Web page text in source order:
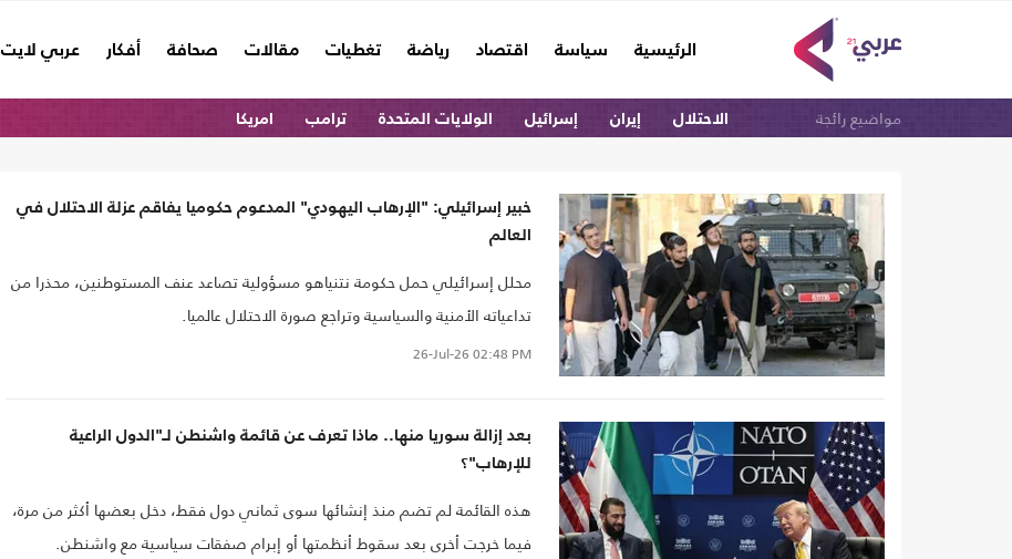
الرئيسية
(current) سياسة اقتصاد رياضة تغطيات مقالات صحافة أفكار عربي لايت
مواضيع رائجة الاحتلال إيران إسرائيل الولايات المتحدة ترامب امريكا
خبير إسرائيلي: "الإرهاب اليهودي" المدعوم حكوميا يفاقم عزلة الاحتلال في
العالم
محلل إسرائيلي حمل حكومة نتنياهو مسؤولية تصاعد عنف المستوطنين، محذرا من
تداعياته الأمنية والسياسية وتراجع صورة الاحتلال عالميا.
26-Jul-26 02:48 PM
بعد إزالة سوريا منها.. ماذا تعرف عن قائمة واشنطن لـ"الدول الراعية
للإرهاب"؟
هذه القائمة لم تضم منذ إنشائها سوى ثماني دول فقط، دخل بعضها أكثر من مرة،
فيما خرجت أخرى بعد سقوط أنظمتها أو إبرام صفقات سياسية مع واشنطن.